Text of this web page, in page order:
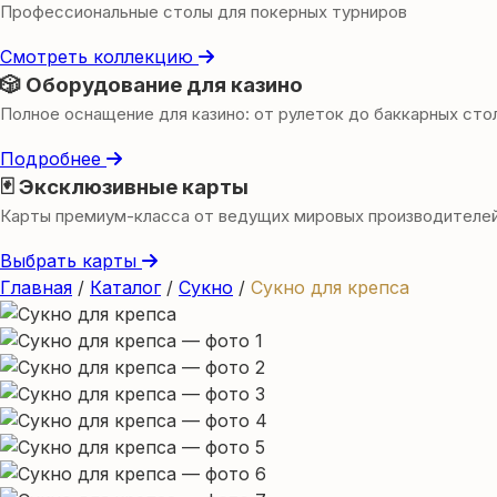
Профессиональные столы для покерных турниров
Смотреть коллекцию
🎲 Оборудование для казино
Полное оснащение для казино: от рулеток до баккарных
Подробнее
🃏 Эксклюзивные карты
Карты премиум-класса от ведущих мировых
Выбрать карты
Главная / Каталог / Сукно / Сукно для крепса